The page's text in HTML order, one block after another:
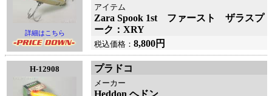
詳細はこちら
アイテム
Zara Spook 1st ファースト ザラスプ
ーク：XRY
税込価格： 8,800円
H-12908 プラドコ
メーカー
Heddon ヘドン